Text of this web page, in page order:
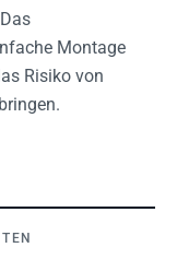
Montage
Risiko von